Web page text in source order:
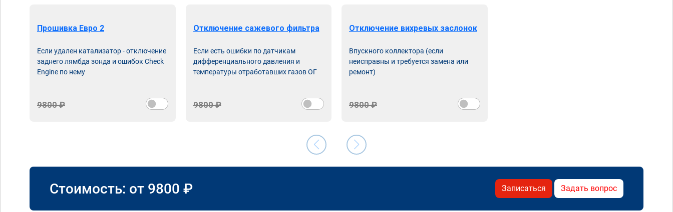
Прошивка Евро 2
Если удален катализатор - отключение
заднего лямбда зонда и ошибок Check
Engine по нему
9800 ₽
Отключение сажевого фильтра
Если есть ошибки по датчикам
дифференциального давления и
температуры отработавших газов ОГ
9800 ₽
Отключение вихревых заслонок
Впускного коллектора (если
неисправны и требуется замена или
ремонт)
9800 ₽
Стоимость: от 9800 ₽ Записаться Задать вопрос